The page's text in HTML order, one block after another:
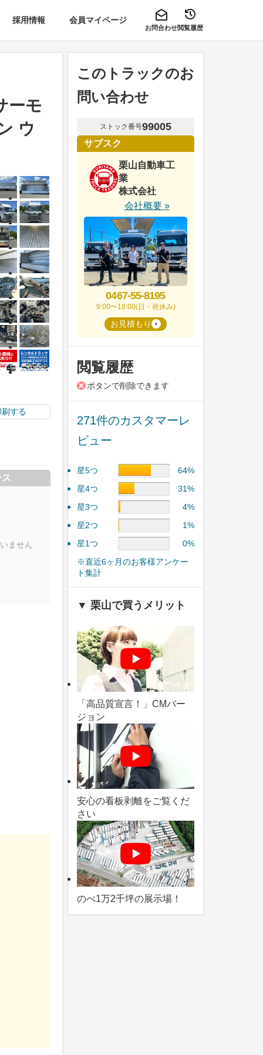
採用情報 会員マイページ
お問合わせ閲覧履歴
ーモ
ウ
刷する
ません
このトラックのお
問い合わせ
ストック番号99005
サブスク
栗山自動車工
業
株式会社
会社概要 »
0467-55-8195
9:00〜18:00(日・祝休み)
お見積もり
閲覧履歴
ボタンで削除できます
271件のカスタマーレ
ビュー
星5つ
64%
星4つ
31%
星3つ
4%
星2つ
1%
星1つ
0%
※直近6ヶ月のお客様アンケー
ト集計
▼ 栗山で買うメリット
「高品質宣言！」CMバー
ジョン
安心の看板剥離をご覧くだ
さい
のべ1万2千坪の展示場！